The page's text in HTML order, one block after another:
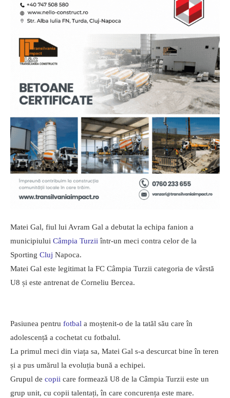
Matei Gal, fiul lui Avram Gal a debutat la echipa fanion a
municipiului Câmpia Turzii într-un meci contra celor de la
Sporting Cluj Napoca.
Matei Gal este legitimat la FC Câmpia Turzii categoria de vârstă
U8 și este antrenat de Corneliu Bercea.
Pasiunea pentru fotbal a moștenit-o de la tatăl său care în
adolescență a cochetat cu fotbalul.
La primul meci din viața sa, Matei Gal s-a descurcat bine în teren
și a pus umărul la evoluția bună a echipei.
Grupul de copii care formează U8 de la Câmpia Turzii este un
grup unit, cu copii talentați, în care concurența este mare.